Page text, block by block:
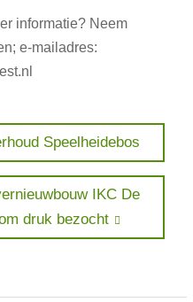
informatie? Neem
e-mailadres:
Speelheidebos
IKC De
druk bezocht